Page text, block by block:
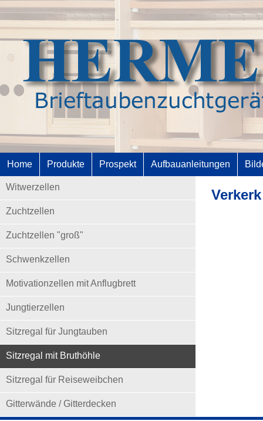
Home Produkte Prospekt Aufbauanleitungen
Verkerk
Witwerzellen
Zuchtzellen
Zuchtzellen "groß"
Schwenkzellen
Motivationzellen mit Anflugbrett
Jungtierzellen
Sitzregal für Jungtauben
Sitzregal mit Bruthöhle
Sitzregal für Reiseweibchen
Gitterwände / Gitterdecken